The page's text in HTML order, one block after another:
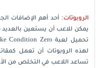
الروبوتات: أحد أهم الإضافات
يمكن للاعب أن يستعين بالعديد
لهذه الروبوتات أن تعمل
تساعد اللاعب في التخلص من